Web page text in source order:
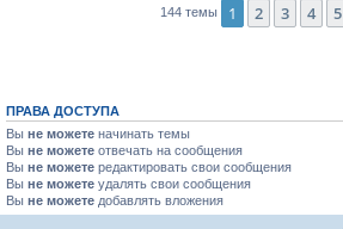
144 темы 1 2 3 4 5
ПРАВА ДОСТУПА
Вы не можете начинать темы
Вы не можете отвечать на сообщения
Вы не можете редактировать свои сообщения
Вы не можете удалять свои сообщения
Вы не можете добавлять вложения